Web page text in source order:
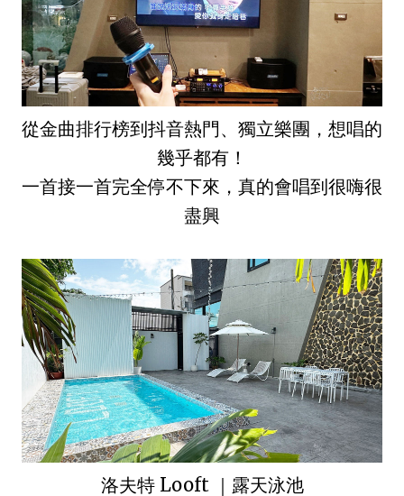
從金曲排行榜到抖音熱門、獨立樂團，想唱的
幾乎都有！
一首接一首完全停不下來，真的會唱到很嗨很
盡興
洛夫特 Looft ｜露天泳池